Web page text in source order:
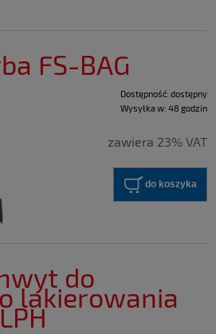
FS-BAG
Dostępność: dostępny
Wysyłka w: 48 godzin
zawiera 23% VAT
do koszyka
do
lakierowania